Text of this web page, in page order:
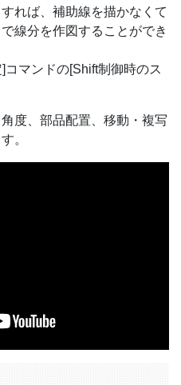
れば、補助線を描かなくて
線分を作図することができ
コマンドの[Shift制御時のス
度、部品配置、移動・複写
。